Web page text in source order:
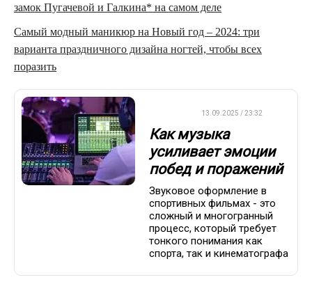
замок Пугачевой и Галкина* на самом деле
Самый модный маникюр на Новый год – 2024: три
варианта праздничного дизайна ногтей, чтобы всех
поразить
13.09.2025 / 23:32
Как музыка
усиливает эмоции
побед и поражений
Звуковое оформление в
спортивных фильмах - это
сложный и многогранный
процесс, который требует
тонкого понимания как
спорта, так и кинематографа